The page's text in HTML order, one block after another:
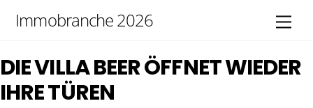
Immobranche 2026
DIE VILLA BEER ÖFFNET WIEDER
IHRE TÜREN